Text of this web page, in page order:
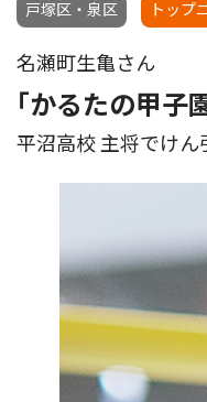
戸塚区・泉区 トップ
名瀬町生亀さん
｢かるたの甲子
平沼高校 主将でけん